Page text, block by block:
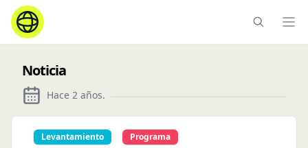
Noticia
Hace 2 años.
Levantamiento Programa